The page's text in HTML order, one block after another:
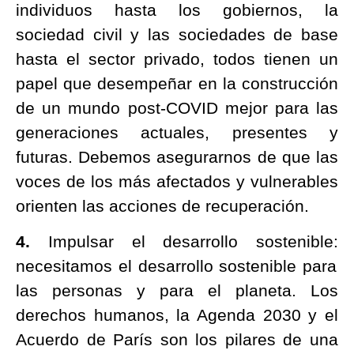
individuos hasta los gobiernos, la
sociedad civil y las sociedades de base
hasta el sector privado, todos tienen un
papel que desempeñar en la construcción
de un mundo post-COVID mejor para las
generaciones actuales, presentes y
futuras. Debemos asegurarnos de que las
voces de los más afectados y vulnerables
orienten las acciones de recuperación.
4. Impulsar el desarrollo sostenible:
necesitamos el desarrollo sostenible para
las personas y para el planeta. Los
derechos humanos, la Agenda 2030 y el
Acuerdo de París son los pilares de una